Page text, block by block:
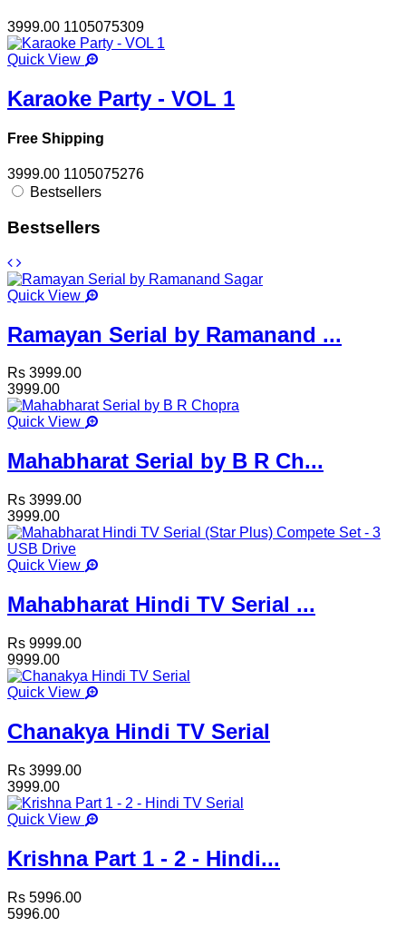
3999.00 1105075309
Quick View
Karaoke Party - VOL 1
Free Shipping
3999.00 1105075276
Bestsellers
Bestsellers
Quick View
Ramayan Serial by Ramanand ...
Rs 3999.00
3999.00
Quick View
Mahabharat Serial by B R Ch...
Rs 3999.00
3999.00
Quick View
Mahabharat Hindi TV Serial ...
Rs 9999.00
9999.00
Quick View
Chanakya Hindi TV Serial
Rs 3999.00
3999.00
Quick View
Krishna Part 1 - 2 - Hindi...
Rs 5996.00
5996.00